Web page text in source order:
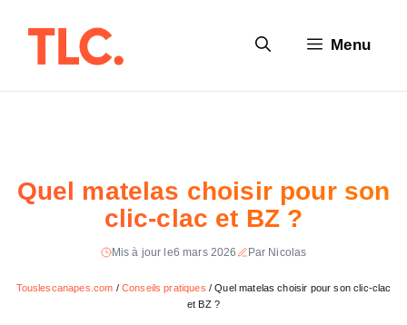
Menu
Quel matelas choisir pour son
clic-clac et BZ ?
Mis à jour le6 mars 2026 Par Nicolas
Touslescanapes.com / Conseils pratiques /Quel matelas choisir pour son clic-clac
et BZ ?